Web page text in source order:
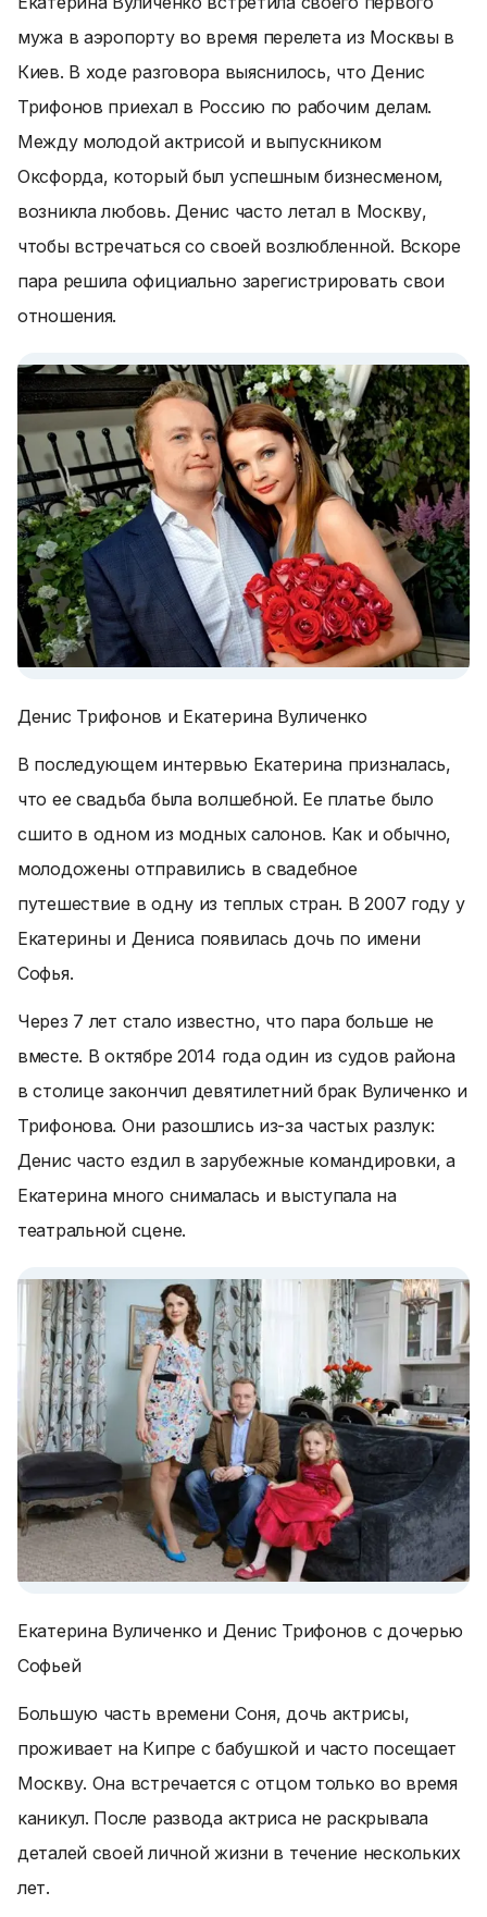
мужа в аэропорту во время перелета из Москвы в
Киев. В ходе разговора выяснилось, что Денис
Трифонов приехал в Россию по рабочим делам.
Между молодой актрисой и выпускником
Оксфорда, который был успешным бизнесменом,
возникла любовь. Денис часто летал в Москву,
чтобы встречаться со своей возлюбленной. Вскоре
пара решила официально зарегистрировать свои
отношения.
Денис Трифонов и Екатерина Вуличенко
В последующем интервью Екатерина призналась,
что ее свадьба была волшебной. Ее платье было
сшито в одном из модных салонов. Как и обычно,
молодожены отправились в свадебное
путешествие в одну из теплых стран. В 2007 году у
Екатерины и Дениса появилась дочь по имени
Софья.
Через 7 лет стало известно, что пара больше не
вместе. В октябре 2014 года один из судов района
в столице закончил девятилетний брак Вуличенко и
Трифонова. Они разошлись из-за частых разлук:
Денис часто ездил в зарубежные командировки, а
Екатерина много снималась и выступала на
театральной сцене.
Екатерина Вуличенко и Денис Трифонов с дочерью
Софьей
Большую часть времени Соня, дочь актрисы,
проживает на Кипре с бабушкой и часто посещает
Москву. Она встречается с отцом только во время
каникул. После развода актриса не раскрывала
деталей своей личной жизни в течение нескольких
лет.